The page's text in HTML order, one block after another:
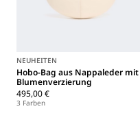
NEUHEITEN
Hobo-Bag aus Nappaleder mit
Blumenverzierung
495,00 €
3 Farben